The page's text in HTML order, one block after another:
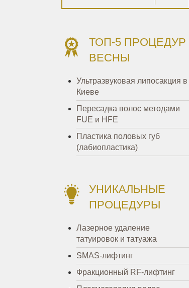
ТОП-5 ПРОЦЕДУР
ВЕСНЫ
Ультразвуковая липосакция в
Киеве
Пересадка волос методами
FUE и HFE
Пластика половых губ
(лабиопластика)
УНИКАЛЬНЫЕ
ПРОЦЕДУРЫ
Лазерное удаление
татуировок и татуажа
SMAS-лифтинг
Фракционный RF-лифтинг